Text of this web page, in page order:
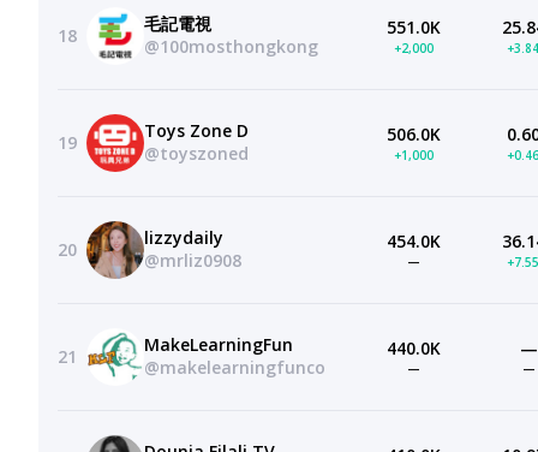
18
毛記電視
@100mosthongkong
551.0K
+2,000
19
Toys Zone D
@toyszoned
506.0K
+1,000
20
lizzydaily
@mrliz0908
454.0K
—
21
MakeLearningFun
@makelearningfunco
440.0K
—
—
—